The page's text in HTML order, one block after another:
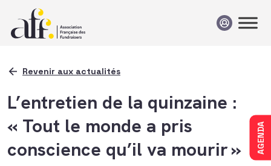
AGENDA
Revenir aux actualités
L’entretien de la quinzaine :
« Tout le monde a pris
conscience qu’il va mourir »